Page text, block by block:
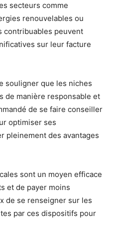
secteurs comme
renouvelables ou
contribuables peuvent
sur leur facture
souligner que les niches
de manière responsable et
de se faire conseiller
optimiser ses
pleinement des avantages
sont un moyen efficace
et de payer moins
de se renseigner sur les
par ces dispositifs pour